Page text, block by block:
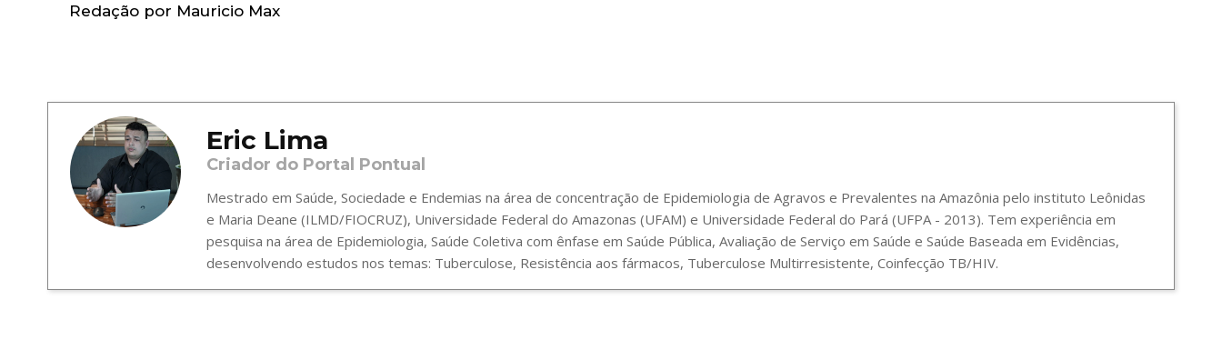
Redação por Mauricio Max
Eric Lima
Criador do Portal Pontual
Mestrado em Saúde, Sociedade e Endemias na área de concentração de Epidemiologia de Agravos e Prevalentes na Amazônia pelo instituto Leônidas
e Maria Deane (ILMD/FIOCRUZ), Universidade Federal do Amazonas (UFAM) e Universidade Federal do Pará (UFPA - 2013). Tem experiência em
pesquisa na área de Epidemiologia, Saúde Coletiva com ênfase em Saúde Pública, Avaliação de Serviço em Saúde e Saúde Baseada em Evidências,
desenvolvendo estudos nos temas: Tuberculose, Resistência aos fármacos, Tuberculose Multirresistente, Coinfecção TB/HIV.